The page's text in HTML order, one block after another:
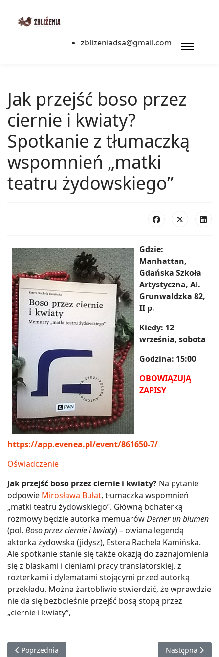
zblizeniadsa@gmail.com
Jak przejść boso przez
ciernie i kwiaty?
Spotkanie z tłumaczką
wspomnień „matki
teatru żydowskiego”
Gdzie:
Manhattan,
Gdańska Szkoła
Artystyczna, Al.
Grunwaldzka 82,
II p.
Kiedy: 12
września, sobota
Godzina: 15:00
OBOWIĄZUJĄ
ZAPISY
https://app.evenea.pl/event/861650-7/
Oświadczenie
Jak przejść boso przez ciernie i kwiaty? Na pytanie
odpowie Mirosława Bułat, tłumaczka wspomnień
„matki teatru żydowskiego”. Główną bohaterką
rozmowy będzie autorka memuarówDerner un blumen
(pol. Boso przez ciernie i kwiaty) – owiana legendą
aktorka żydowska (jidysz), Estera Rachela Kamińska.
Ale spotkanie stanie się także okazją do zaznajomienia
się z blaskami i cieniami pracy translatorskiej, z
rozterkami i dylematami stojącymi przed autorką
przekładu. Można żartobliwie stwierdzić, że wprawdzie
nie da się bezboleśnie przejść bosą stopą przez
„ciernie i kwiaty”,
Poprzednia strona: Wnuki Jozuego | spotkanie z Pawłem
Poprzednia Następna
Następna